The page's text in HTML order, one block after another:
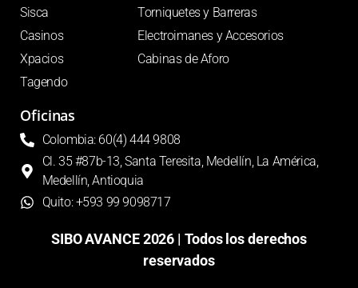
Sisca
Casinos
Xpacios
Tagendo
Torniquetes y Barreras
Electroimanes y Accesorios
Cabinas de Aforo
Oficinas
Colombia: 60(4) 444 9808
Cl. 35 #87b-13, Santa Teresita, Medellín, La América,
Medellín, Antioquia
Quito: +593 99 9098717
SIBO AVANCE 2026 | Todos los derechos
reservados